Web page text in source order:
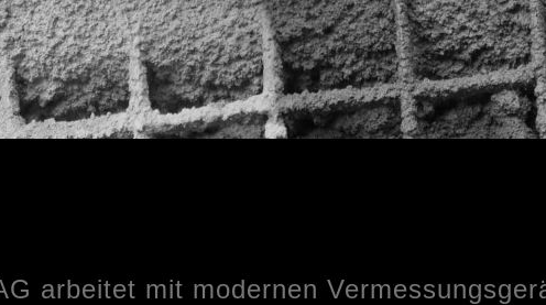
arbeitet mit modernen